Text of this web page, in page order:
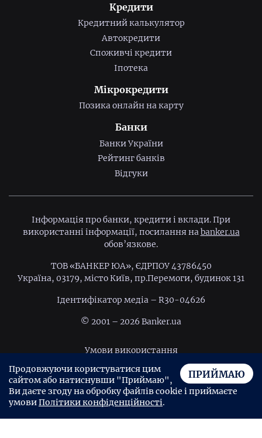
Кредити
Кредитний калькулятор
Автокредити
Споживчі кредити
Іпотека
Мікрокредити
Позика онлайн на карту
Банки
Банки України
Рейтинг банків
Відгуки
Інформація про банки, кредити і вклади. При
використанні інформації, посилання наbanker.ua
обов’язкове.
ТОВ «БАНКЕР ЮА», ЄДРПОУ 43786450
Україна, 03179, місто Київ, пр.Перемоги, будинок 131
Ідентифiкатор медiа – R30-04626
© 2001 – 2026 Banker.ua
Умови використання
Політика конфіденційності
Угода користувача
ПРИЙМАЮ
Продовжуючи користуватися цим
сайтом або натиснувши "Приймаю",
Ви даєте згоду на обробку файлів cookie і приймаєте
умовиПолітики конфіденційності.